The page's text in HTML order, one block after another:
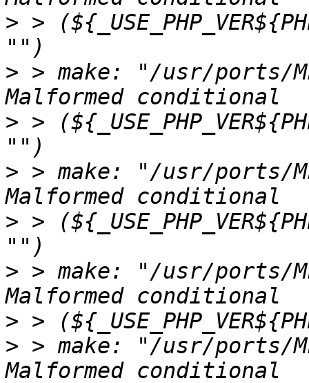
> >
> > make: "/usr/ports/
> >
> > make: "/usr/ports/
> >
> > make: "/usr/ports/
>
> > make: "/usr/ports/